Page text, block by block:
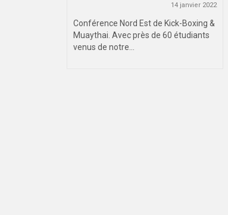
14 janvier 2022
Conférence Nord Est de Kick-Boxing &
Muaythai. Avec près de 60 étudiants
venus de notre...